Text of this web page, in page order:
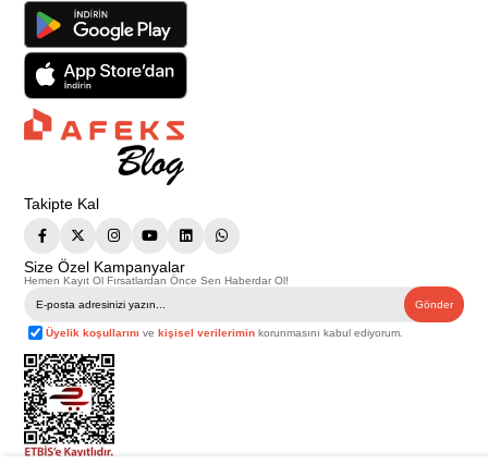
Takipte Kal
Size Özel Kampanyalar
Hemen Kayıt Ol Fırsatlardan Önce Sen Haberdar Ol!
Gönder
Üyelik koşullarını vekişisel verilerimin korunmasını kabul ediyorum.